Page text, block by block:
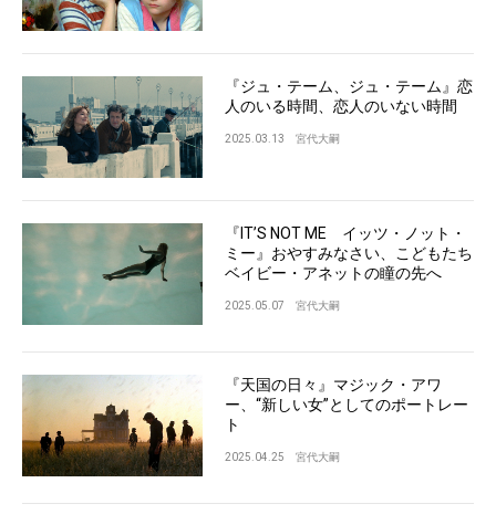
『ジュ・テーム、ジュ・テーム』恋
人のいる時間、恋人のいない時間
2025.03.13 宮代大嗣
『IT’S NOT ME イッツ・ノット・
ミー』おやすみなさい、こどもたち
ベイビー・アネットの瞳の先へ
2025.05.07 宮代大嗣
『天国の日々』マジック・アワ
ー、“新しい女”としてのポートレー
ト
2025.04.25 宮代大嗣